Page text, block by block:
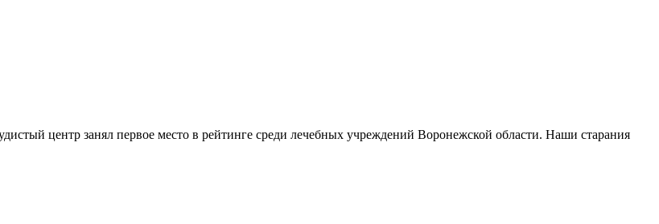
центр занял первое место в рейтинге среди лечебных учреждений Воронежской области. Наши старания